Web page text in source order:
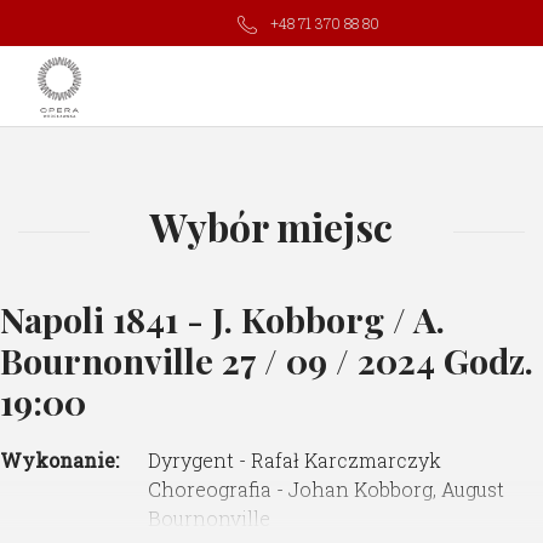
+48 71 370 88 80
Wybór miejsc
Napoli 1841 - J. Kobborg / A.
Bournonville 27 / 09 / 2024 Godz.
19:00
Wykonanie:
Dyrygent - Rafał Karczmarczyk
Choreografia - Johan Kobborg, August
Bournonville